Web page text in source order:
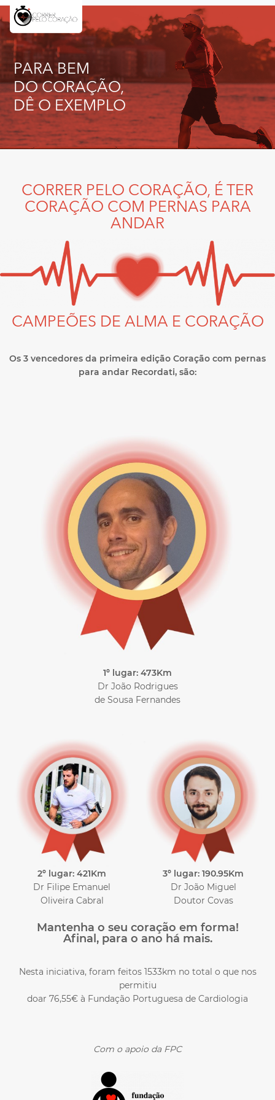
PARA BEM
DO CORAÇÃO,
DÊ O EXEMPLO
CORRER PELO CORAÇÃO, É TER
CORAÇÃO COM PERNAS PARA
ANDAR
CAMPEÕES DE ALMA E CORAÇÃO
Os 3 vencedores da primeira edição Coração com pernas
para andar Recordati, são:
1º lugar: 473Km
Dr João Rodrigues
de Sousa Fernandes
2º lugar: 421Km
Dr Filipe Emanuel
Oliveira Cabral
3º lugar: 190.95Km
Dr João Miguel
Doutor Covas
Mantenha o seu coração em forma!
Afinal, para o ano há mais.
Nesta iniciativa, foram feitos 1533km no total o que nos
permitiu
doar 76,55€ à Fundação Portuguesa de Cardiologia
Com o apoio da FPC